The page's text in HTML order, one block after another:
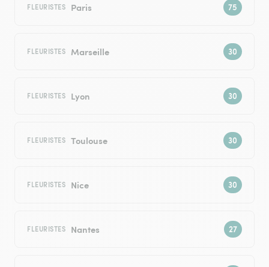
FLEURISTES Paris
FLEURISTES Marseille
FLEURISTES Lyon
FLEURISTES Toulouse
FLEURISTES Nice
FLEURISTES Nantes